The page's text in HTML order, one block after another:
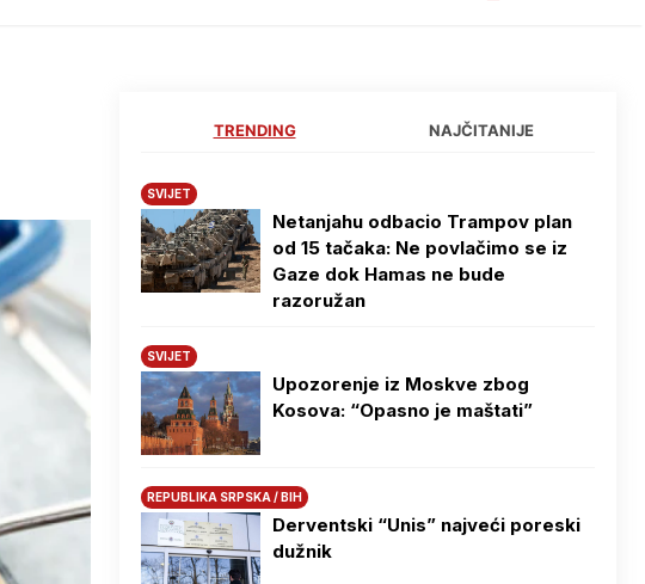
TRENDING NAJČITANIJE
SVIJET
Netanjahu odbacio Trampov plan
od 15 tačaka: Ne povlačimo se iz
Gaze dok Hamas ne bude
razoružan
SVIJET
Upozorenje iz Moskve zbog
Kosova: “Opasno je maštati”
REPUBLIKA SRPSKA / BIH
Derventski “Unis” najveći poreski
dužnik